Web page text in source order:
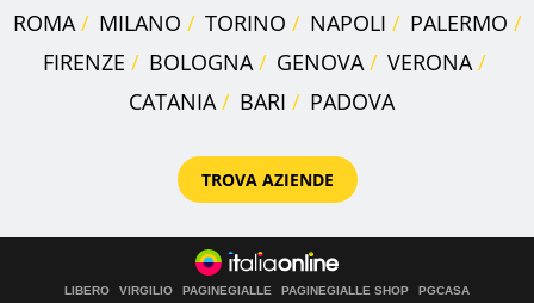
ROMA MILANO TORINO NAPOLI
PALERMO
FIRENZE
BOLOGNA GENOVA
VERONA
CATANIA
BARI PADOVA
TROVA AZIENDE
LIBERO VIRGILIO PAGINEGIALLE PAGINEGIALLE SHOP
PGCASA